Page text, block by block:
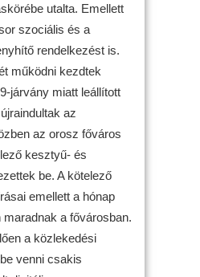
utalta. Emellett
szociális és a
rendelkezést is.
működni kezdtek
járvány miatt leállított
az
az orosz főváros
kesztyű- és
be. A kötelező
emellett a hónap
a fővárosban.
a közlekedési
venni csakis